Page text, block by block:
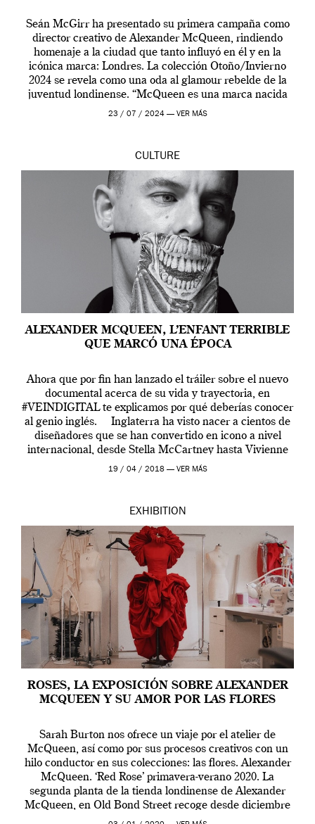
Seán McGirr ha presentado su primera campaña como
director creativo de Alexander McQueen, rindiendo
homenaje a la ciudad que tanto influyó en él y en la
icónica marca: Londres. La colección Otoño/Invierno
2024 se revela como una oda al glamour rebelde de la
juventud londinense. “McQueen es una marca nacida
en Londres y siempre ha […]
23 / 07 / 2024 — VER MÁS
CULTURE
ALEXANDER MCQUEEN, L’ENFANT TERRIBLE
QUE MARCÓ UNA ÉPOCA
Ahora que por fin han lanzado el tráiler sobre el nuevo
documental acerca de su vida y trayectoria, en
#VEINDIGITAL te explicamos por qué deberías conocer
al genio inglés. Inglaterra ha visto nacer a cientos de
diseñadores que se han convertido en icono a nivel
internacional, desde Stella McCartney hasta Vivienne
Westwood pasando […]
19 / 04 / 2018 — VER MÁS
EXHIBITION
ROSES, LA EXPOSICIÓN SOBRE ALEXANDER
MCQUEEN Y SU AMOR POR LAS FLORES
Sarah Burton nos ofrece un viaje por el atelier de
McQueen, así como por sus procesos creativos con un
hilo conductor en sus colecciones: las flores. Alexander
McQueen. ‘Red Rose’ primavera-verano 2020. La
segunda planta de la tienda londinense de Alexander
McQueen, en Old Bond Street recoge desde diciembre
de 2019 hasta final de abril […]